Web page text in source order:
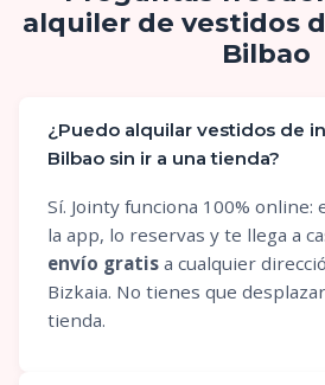
alquiler de vestidos
Bilbao
¿Puedo alquilar vestidos de
Bilbao sin ir a una tienda?
Sí. Jointy funciona 100% online:
la app, lo reservas y te llega a
envío gratis a cualquier
Bizkaia. No tienes que
tienda.